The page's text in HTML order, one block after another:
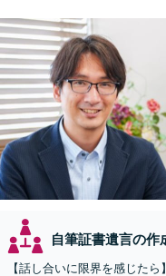
自筆証書遺言の作
【話し合いに限界を感じた